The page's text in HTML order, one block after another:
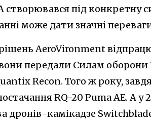
створювався під конкретну
може дати значні
AeroVironment
передали Силам оборони
Recon. Того ж року,
RQ-20 Puma AE. А у
камікадзе Switchblade